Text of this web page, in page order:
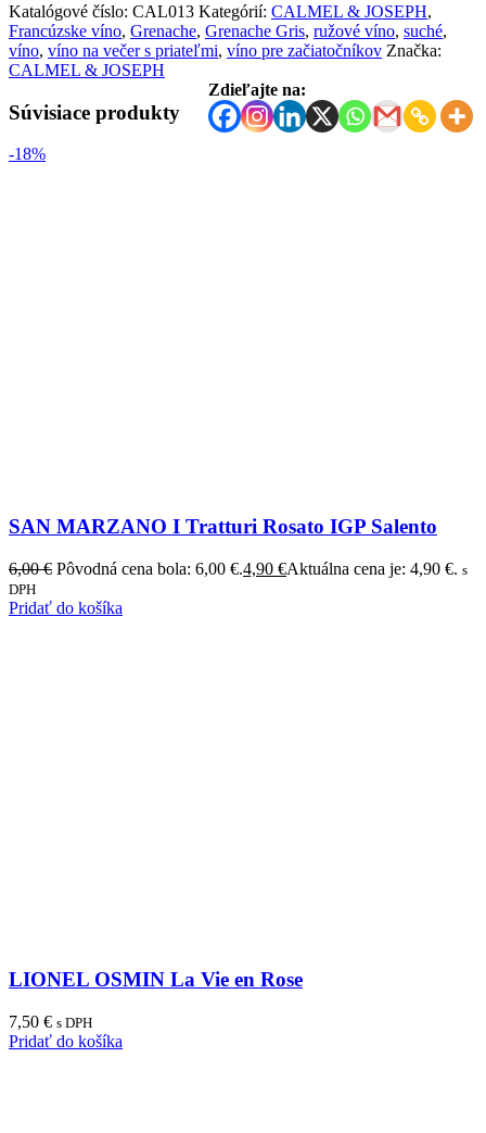
Katalógové číslo: CAL013 Kategórií: CALMEL & JOSEPH,
Francúzske víno, Grenache, Grenache Gris, ružové víno, suché,
víno, víno na večer s priateľmi, víno pre začiatočníkov Značka:
CALMEL & JOSEPH
Zdieľajte na:
Súvisiace produkty
-18%
SAN MARZANO I Tratturi Rosato IGP Salento
6,00€ Pôvodná cena bola: 6,00 €.4,90 €Aktuálna cena je: 4,90 €. s
DPH
Pridať do košíka
LIONEL OSMIN La Vie en Rose
7,50 € s DPH
Pridať do košíka